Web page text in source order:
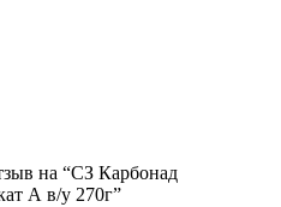
на “СЗ Карбонад
А в/у 270г”